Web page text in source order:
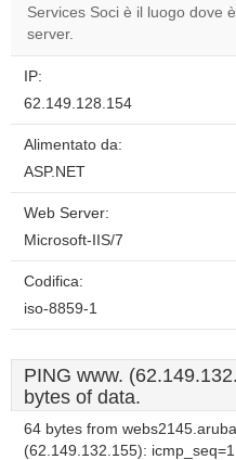
Services Soci è il luogo dove
server.
IP:
62.149.128.154
Alimentato da:
ASP.NET
Web Server:
Microsoft-IIS/7
Codifica:
iso-8859-1
PING www.
bytes of data.
64 bytes from
(62.149.132.155):